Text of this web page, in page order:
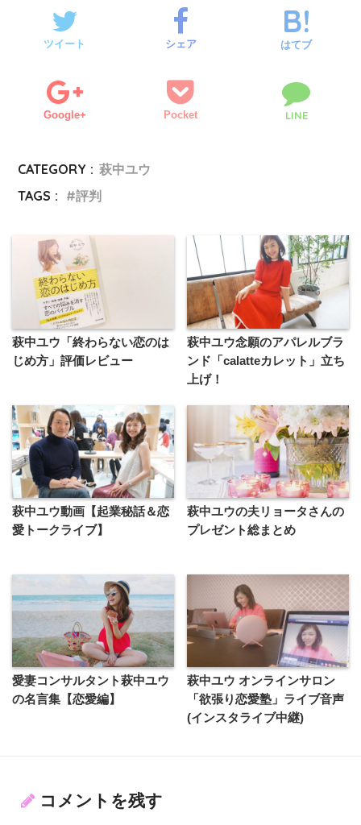
ツイート シェア はてブ
Google+ Pocket LINE
CATEGORY : 萩中ユウ
TAGS :
評判
萩中ユウ「終わらない恋のは
じめ方」評価レビュー
萩中ユウ念願のアパレルブラ
ンド「calatteカレット」立ち
上げ！
萩中ユウ動画【起業秘話＆恋
愛トークライブ】
萩中ユウの夫リョータさんの
プレゼント総まとめ
愛妻コンサルタント萩中ユウ
の名言集【恋愛編】
萩中ユウ オンラインサロン
「欲張り恋愛塾」ライブ音声
(インスタライブ中継)
コメントを残す